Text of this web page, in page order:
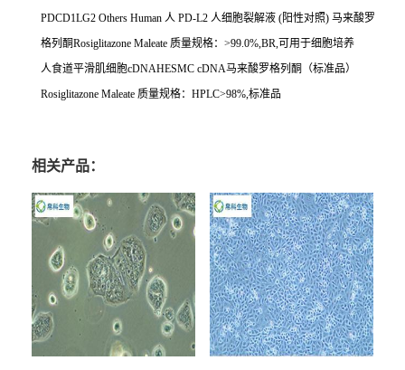
PDCD1LG2 Others Human 人 PD-L2 人细胞裂解液 (阳性对照) 马来酸罗
格列酮Rosiglitazone Maleate 质量规格： >99.0%,BR,可用于细胞培养
人食道平滑肌细胞cDNAHESMC cDNA马来酸罗格列酮（标准品）
Rosiglitazone Maleate 质量规格： HPLC>98%,标准品
相关产品：